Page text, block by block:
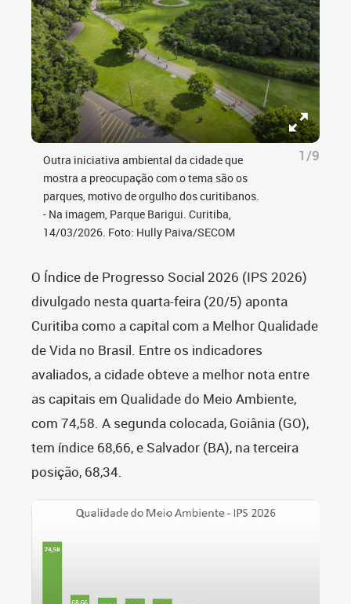
Outra iniciativa ambiental da cidade que
mostra a preocupação com o tema são os
parques, motivo de orgulho dos curitibanos.
- Na imagem, Parque Barigui. Curitiba,
14/03/2026. Foto: Hully Paiva/SECOM
1/9
O Índice de Progresso Social 2026 (IPS 2026)
divulgado nesta quarta-feira (20/5) aponta
Curitiba como a capital com a Melhor Qualidade
de Vida no Brasil. Entre os indicadores
avaliados, a cidade obteve a melhor nota entre
as capitais em Qualidade do Meio Ambiente,
com 74,58. A segunda colocada, Goiânia (GO),
tem índice 68,66, e Salvador (BA), na terceira
posição, 68,34.